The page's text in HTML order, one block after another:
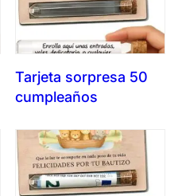
Tarjeta sorpresa 50
cumpleaños